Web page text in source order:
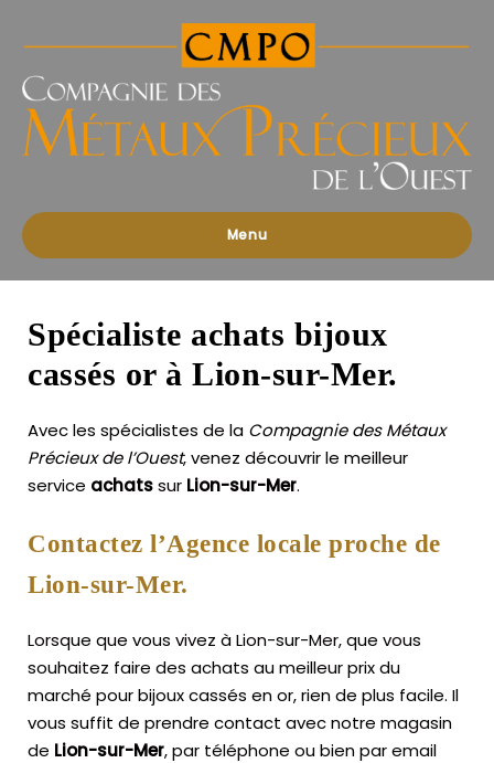
des
Précieux
l'Ouest
Menu
Spécialiste achats bijoux
cassés or à Lion-sur-Mer.
Avec les spécialistes de la Compagnie des Métaux
Précieux de l’Ouest, venez découvrir le meilleur
service achatssur Lion-sur-Mer.
Contactez l’Agence locale proche de
Lion-sur-Mer.
Lorsque que vous vivez à Lion-sur-Mer, que vous
souhaitez faire des achats au meilleur prix du
marché pour bijoux cassés en or, rien de plus facile. Il
vous suffit de prendre contact avec notre magasin
de Lion-sur-Mer, par téléphone ou bien par email